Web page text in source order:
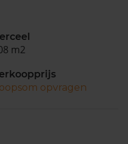
m2
opvragen